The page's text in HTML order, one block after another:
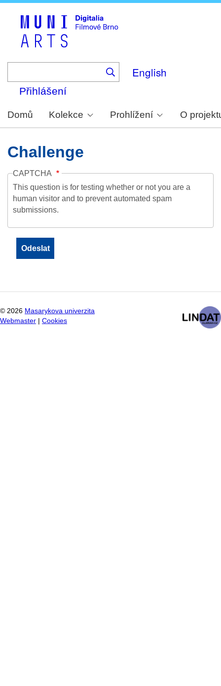
English
Přihlášení
Domů Kolekce Prohlížení O
Challenge
CAPTCHA
This question is for testing whether or not you are a
human visitor and to prevent automated spam
submissions.
© 2026 Masarykova univerzita
Webmaster
Cookies